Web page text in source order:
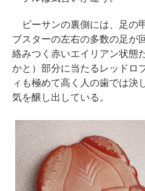
ビーサンの裏側には、足の
ブスターの左右の多数の足が
絡みつく赤いエイリアン状態
かと）部分に当たるレッドロ
ィも極めて高く人の歯では決
気を醸し出している。